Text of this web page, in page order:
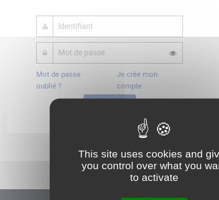
This site uses cookies and
you control over what you
to activate
Mot de passe
oublié ?
Je crée mon
compte